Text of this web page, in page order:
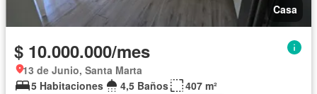
Casa
$ 10.000.000/mes
13 de Junio, Santa Marta
5 Habitaciones
4,5 Baños
407 m²